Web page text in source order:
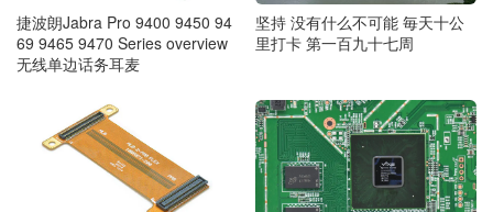
捷波朗Jabra Pro 9400 9450 94
69 9465 9470 Series overview
无线单边话务耳麦
坚持 没有什么不可能 毎天十公
里打卡 第一百九十七周